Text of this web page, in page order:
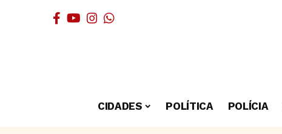
CIDADES POLÍTICA POLÍCIA